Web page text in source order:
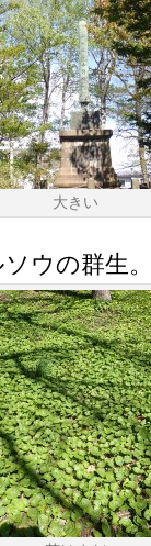
大きい
ウの群生